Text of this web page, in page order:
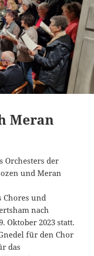
Meran
Orchesters der
und Meran
Chores und
nach
Oktober 2023 statt.
für den Chor
das